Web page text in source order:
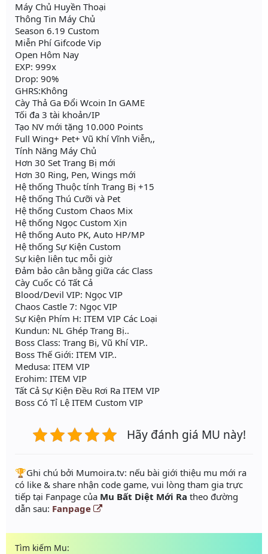
Máy Chủ Huyền Thoại
Thông Tin Máy Chủ
Season 6.19 Custom
Miễn Phí Gifcode Vip
Open Hôm Nay
EXP: 999x
Drop: 90%
GHRS:Không
Cày Thả Ga Đổi Wcoin In GAME
Tối đa 3 tài khoản/IP
Tạo NV mới tặng 10.000 Points
Full Wing+ Pet+ Vũ Khí Vĩnh Viễn,,
Tính Năng Máy Chủ
Hơn 30 Set Trang Bị mới
Hơn 30 Ring, Pen, Wings mới
Hệ thống Thuộc tính Trang Bị +15
Hệ thống Thú Cưỡi và Pet
Hệ thống Custom Chaos Mix
Hệ thống Ngọc Custom Xịn
Hệ thống Auto PK, Auto HP/MP
Hệ thống Sự Kiện Custom
Sự kiện liên tục mỗi giờ
Đảm bảo cân bằng giữa các Class
Cày Cuốc Có Tất Cả
Blood/Devil VIP: Ngọc VIP
Chaos Castle 7: Ngọc VIP
Sự Kiện Phím H: ITEM VIP Các Loại
Kundun: NL Ghép Trang Bị..
Boss Class: Trang Bị, Vũ Khí VIP..
Boss Thế Giới: ITEM VIP..
Medusa: ITEM VIP
Erohim: ITEM VIP
Tất Cả Sự Kiện Đều Rơi Ra ITEM VIP
Boss Có Tỉ Lệ ITEM Custom VIP
Hãy đánh giá MU này!
️🏆Ghi chú bởi Mumoira.tv: nếu bài giới thiệu mu mới ra
có like & share nhận code game, vui lòng tham gia trực
tiếp tại Fanpage của Mu Bất Diệt Mới Ra theo đường
dẫn sau: Fanpage
Tìm kiếm Mu: